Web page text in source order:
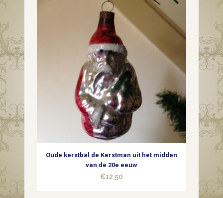
Oude kerstbal de Kerstman uit het midden
van de 20e eeuw
€12,50